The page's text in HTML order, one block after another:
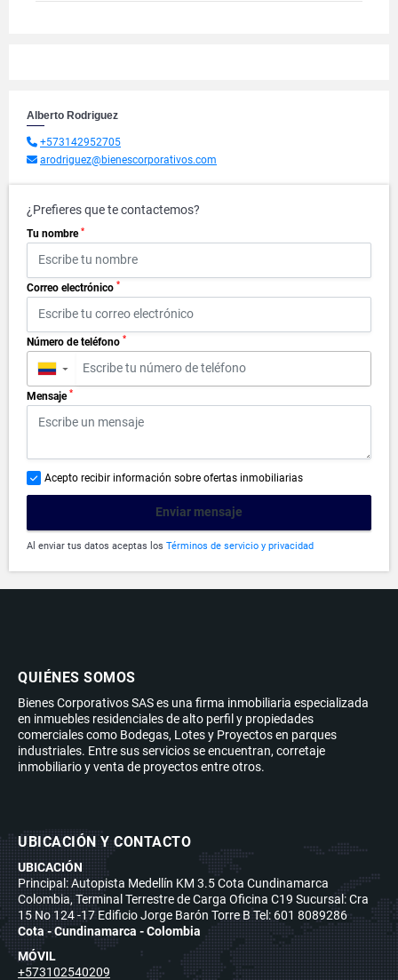
Alberto Rodriguez
+573142952705
arodriguez@bienescorporativos.com
¿Prefieres que te contactemos?
Tu nombre *
Correo electrónico *
Número de teléfono *
▼
Mensaje *
Acepto recibir información sobre ofertas inmobiliarias
Enviar mensaje
Al enviar tus datos aceptas los Términos de servicio y privacidad
QUIÉNES SOMOS
Bienes Corporativos SAS es una firma inmobiliaria especializada
en inmuebles residenciales de alto perfil y propiedades
comerciales como Bodegas, Lotes y Proyectos en parques
industriales. Entre sus servicios se encuentran, corretaje
inmobiliario y venta de proyectos entre otros.
UBICACIÓN Y CONTACTO
UBICACIÓN
Principal: Autopista Medellín KM 3.5 Cota Cundinamarca
Colombia, Terminal Terrestre de Carga Oficina C19 Sucursal: Cra
15 No 124 -17 Edificio Jorge Barón Torre B Tel: 601 8089286
Cota - Cundinamarca - Colombia
MÓVIL
+573102540209